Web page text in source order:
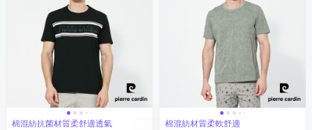
棉混紡抗菌材質柔舒適透氣 棉混紡材質柔軟舒適